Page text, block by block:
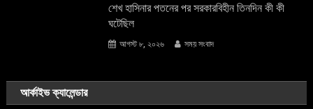
শেখ হাসিনার পতনের পর সরকারবিহীন তিনদিন কী কী
ঘটেছিল
আগস্ট ৮, ২০২৬ সময় সংবাদ
আর্কাইভ ক্যালেন্ডার